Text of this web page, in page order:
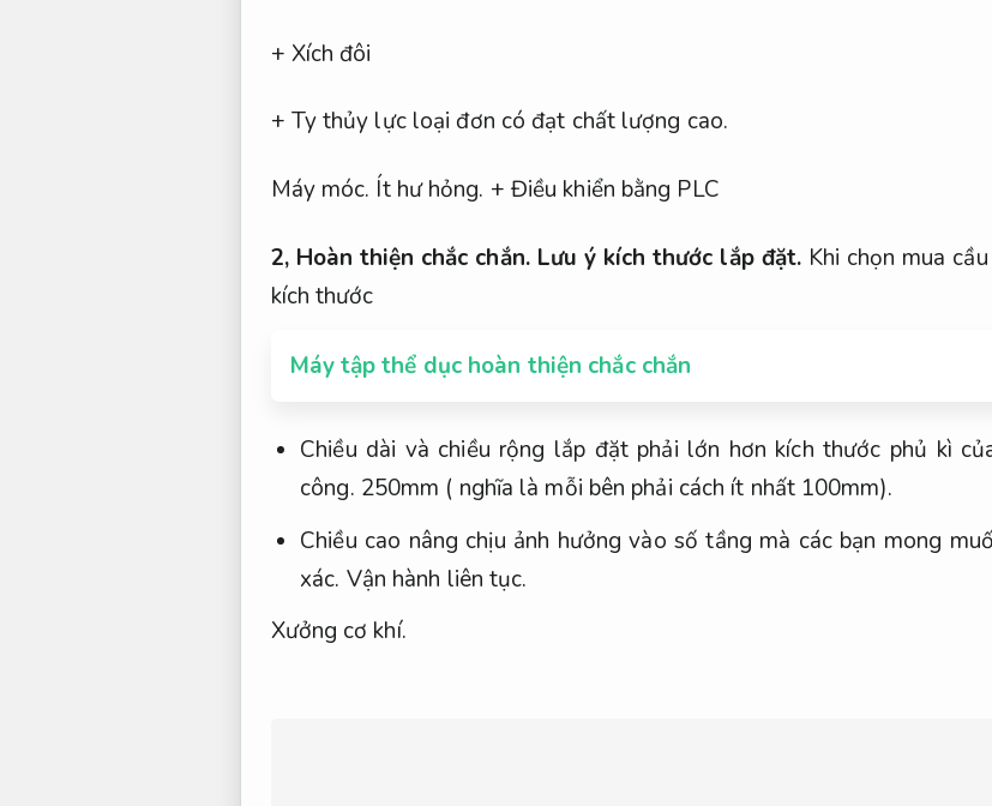
+ Xích đôi
+ Ty thủy lực loại đơn có đạt chất lượng cao.
Máy móc. Ít hư hỏng. + Điều khiển bằng PLC
2, Hoàn thiện chắc chắn.Lưu ý kích thước lắp đặt.Khi chọn mua
kích thước
Máy tập thể dục hoàn thiện chắc chắn
Chiều dài và chiều rộng lắp đặt phải lớn hơn kích thước phủ kì
công. 250mm ( nghĩa là mỗi bên phải cách ít nhất 100mm).
Chiều cao nâng chịu ảnh hưởng vào số tầng mà các bạn mong
xác. Vận hành liên tục.
Xưởng cơ khí.